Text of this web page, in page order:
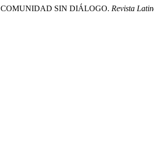
SIN DIÁLOGO. Revista